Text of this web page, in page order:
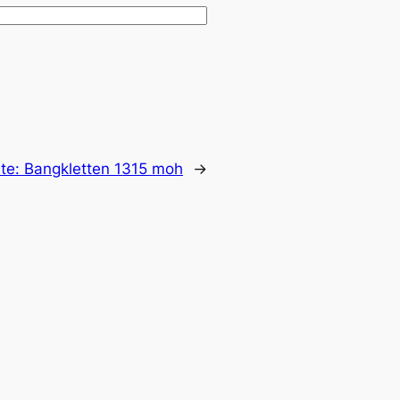
Bangkletten 1315 moh →